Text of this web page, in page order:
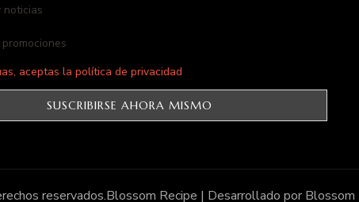
noticias
aceptas la política de privacidad
reservados.Blossom Recipe | Desarrollado por Blossom